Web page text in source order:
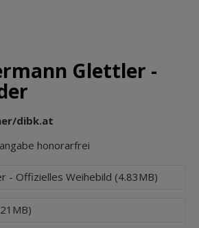
Glettler -
dibk.at
honorarfrei
- Offizielles Weihebild (4.83MB)